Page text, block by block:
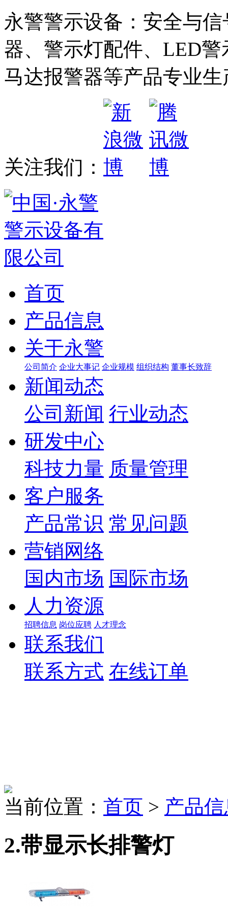
永警警示设备：安全与
器、警示灯配件、LED
马达报警器等产品专业
关注我们：
首页
产品信息
关于永警
公司简介 企业大事记 企业规模 组织结构 董事长致辞
新闻动态
公司新闻 行业动态
研发中心
科技力量 质量管理
客户服务
产品常识 常见问题
营销网络
国内市场 国际市场
人力资源
招聘信息 岗位应聘 人才理念
联系我们
联系方式 在线订单
当前位置： 首页 > 产品
2.带显示长排警灯